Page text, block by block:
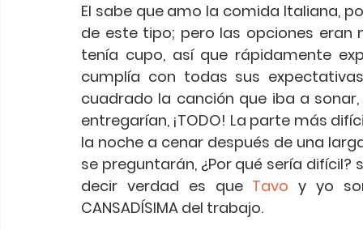
El sabe que amo la comida Italiana,
de este tipo; pero las opciones
tenía cupo, así que rápidamente
cumplía con todas sus
cuadrado la canción que iba a
entregarían, ¡TODO! La parte más
la noche a cenar después de una
se preguntarán, ¿Por qué sería difícil?
decir verdad es que Tavo y yo
CANSADÍSIMA del trabajo.